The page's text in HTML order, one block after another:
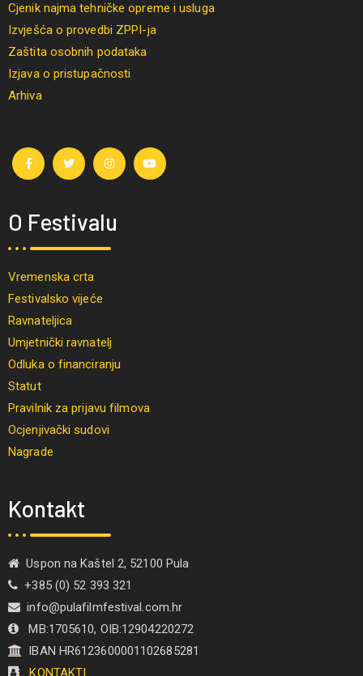
Cjenik najma tehničke opreme i usluga
Izvješća o provedbi ZPPI-ja
Zaštita osobnih podataka
Izjava o pristupačnosti
Arhiva
O Festivalu
Vremenska crta
Festivalsko vijeće
Ravnateljica
Umjetnički ravnatelj
Odluka o financiranju
Statut
Pravilnik za prijavu filmova
Ocjenjivački sudovi
Nagrade
Kontakt
Uspon na Kaštel 2, 52100 Pula
+385 (0) 52 393 321
info@pulafilmfestival.com.hr
MB:1705610, OIB:12904220272
IBAN HR6123600001102685281
KONTAKTI